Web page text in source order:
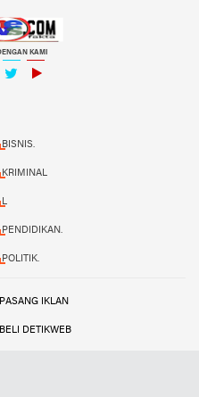
KAMI
BISNIS.
KRIMINAL
L
PENDIDIKAN.
POLITIK.
PASANG IKLAN
BELI DETIKWEB